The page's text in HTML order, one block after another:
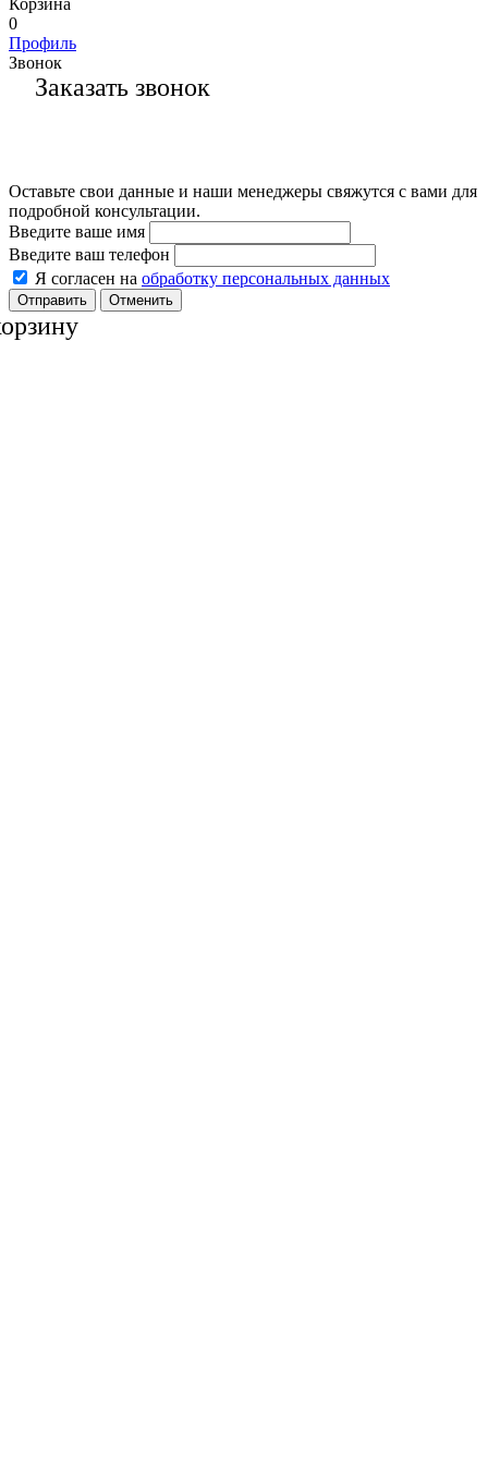
Корзина
0
Профиль
Звонок
Заказать звонок
Оставьте свои данные и наши менеджеры свяжутся с вами для
подробной консультации.
Введите ваше имя
Введите ваш телефон
Я согласен на обработку персональных данных
Отменить